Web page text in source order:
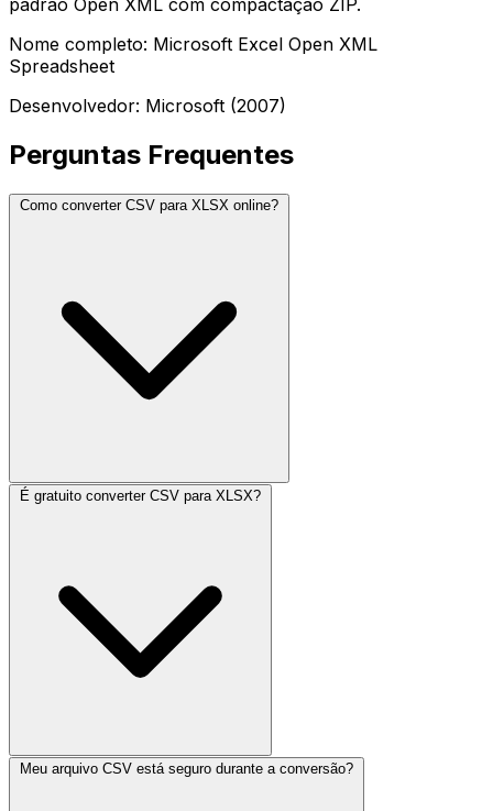
padrão Open XML com compactação ZIP.
Nome completo: Microsoft Excel Open XML
Spreadsheet
Desenvolvedor: Microsoft (2007)
Perguntas Frequentes
Como converter CSV para XLSX online?
É gratuito converter CSV para XLSX?
Meu arquivo CSV está seguro durante a conversão?